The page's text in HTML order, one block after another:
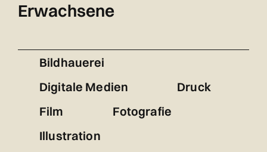
Erwachsene
Bildhauerei
Digitale Medien
Druck
Film
Fotografie
Illustration